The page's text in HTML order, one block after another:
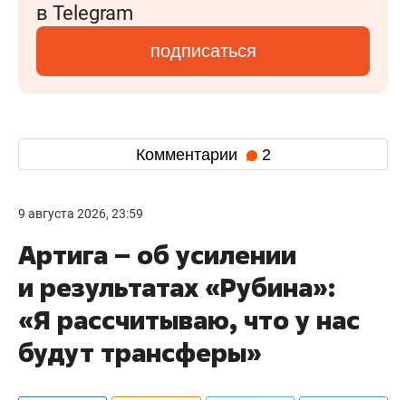
в Telegram
подписаться
Комментарии 2
9 августа 2026, 23:59
Артига – об усилении
и результатах «Рубина»:
«Я рассчитываю, что у нас
будут трансферы»